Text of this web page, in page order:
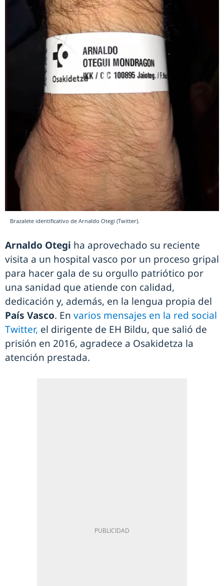
Brazalete identificativo de Arnaldo Otegi (Twitter).
Arnaldo Otegi ha aprovechado su reciente
visita a un hospital vasco por un proceso gripal
para hacer gala de su orgullo patriótico por
una sanidad que atiende con calidad,
dedicación y, además, en la lengua propia del
País Vasco. En varios mensajes en la red social
Twitter, el dirigente de EH Bildu, que salió de
prisión en 2016, agradece a Osakidetza la
atención prestada.